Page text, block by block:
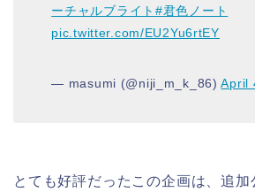
ーチャルブライト #君色ノート
pic.twitter.com/EU2Yu6rtEY
— masumi (@niji_m_k_86)April
とても好評だったこの企画は、追加